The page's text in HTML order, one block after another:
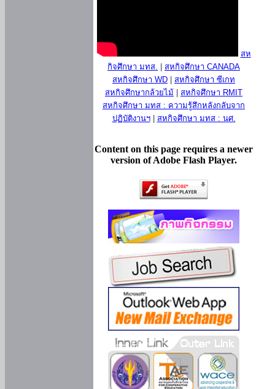
สห
กิจศึกษา มทส.
สหกิจศึกษา CANADA
สหกิจศึกษา WD
สหกิจศึกษา ซีเกท
สหกิจศึกษากล้วยไม้
สหกิจศึกษา RMIT
สหกิจศึกษา มทส : ความรู้สึกหลังกลับจาก
ปฏิบัติงานฯ| สหกิจศึกษา มทส : นศ.
Content on this page requires a newer
version of Adobe Flash Player.